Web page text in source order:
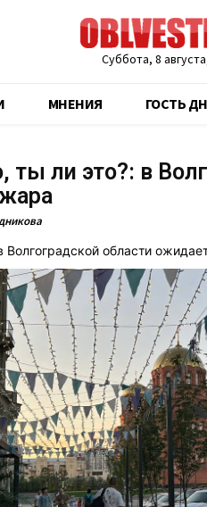
Суббота, 8
МНЕНИЯ ГОСТЬ
ты ли это?: в
Волгоградской области